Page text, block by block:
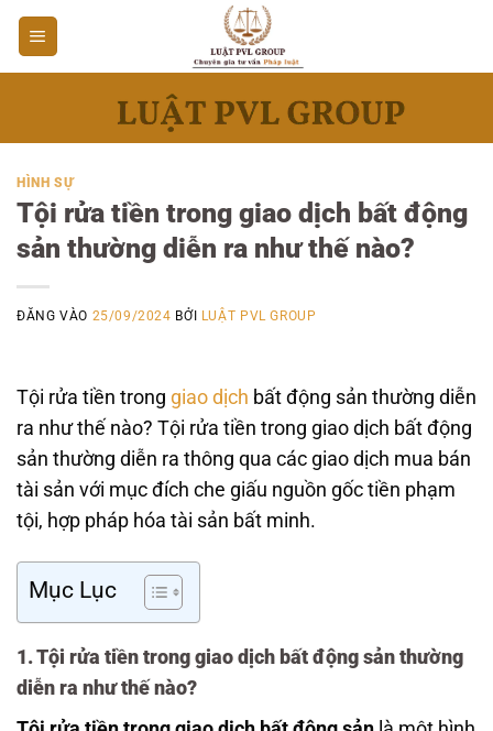
Bỏ
qua
nội
HÌNH SỰ
Tội rửa tiền trong giao dịch bất động
sản thường diễn ra như thế nào?
ĐĂNG VÀO 25/09/2024 BỞI LUẬT PVL GROUP
Tội rửa tiền trong giao dịch bất động sản thường diễn
ra như thế nào? Tội rửa tiền trong giao dịch bất động
sản thường diễn ra thông qua các giao dịch mua bán
tài sản với mục đích che giấu nguồn gốc tiền phạm
tội, hợp pháp hóa tài sản bất minh.
Mục Lục
1. Tội rửa tiền trong giao dịch bất động sản thường
diễn ra như thế nào?